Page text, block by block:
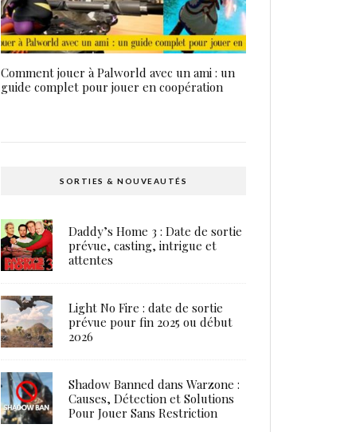
Comment jouer à Palworld avec un ami : un
guide complet pour jouer en coopération
SORTIES & NOUVEAUTÉS
Daddy’s Home 3 : Date de sortie
prévue, casting, intrigue et
attentes
Light No Fire : date de sortie
prévue pour fin 2025 ou début
2026
Shadow Banned dans Warzone :
Causes, Détection et Solutions
Pour Jouer Sans Restriction